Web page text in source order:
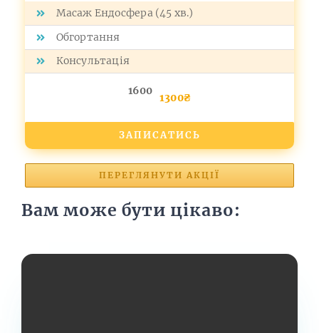
Масаж Ендосфера (45 хв.)
Обгортання
Консультація
1600
1300₴
ЗАПИСАТИСЬ
ПЕРЕГЛЯНУТИ АКЦІЇ
Вам може бути цікаво: